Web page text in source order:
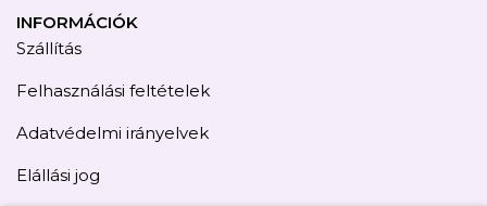
INFORMÁCIÓK
Szállítás
Felhasználási feltételek
Adatvédelmi irányelvek
Elállási jog